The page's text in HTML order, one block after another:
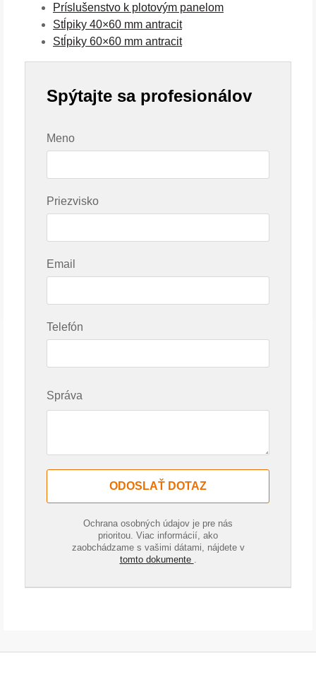
Príslušenstvo k plotovým panelom
Stĺpiky 40×60 mm antracit
Stĺpiky 60×60 mm antracit
Spýtajte sa profesionálov
Meno
Priezvisko
Email
Telefón
Správa
ODOSLAŤ DOTAZ
Ochrana osobných údajov je pre nás
prioritou. Viac informácií, ako
zaobchádzame s vašimi dátami, nájdete v
tomto dokumente